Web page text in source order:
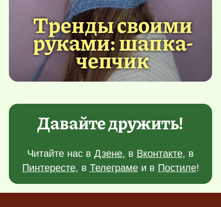
Тренды своими
руками: шапка-
чепчик
Давайте дружить!
Читайте нас в Дзене, в Вконтакте, в
Пинтересте, в Телеграмеи в Постиле!